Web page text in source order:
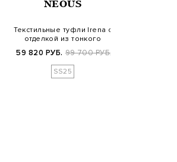
NEOUS
Текстильные туфли Irena с
отделкой из тонкого
59 820 РУБ. 99 700 РУБ.
SS25